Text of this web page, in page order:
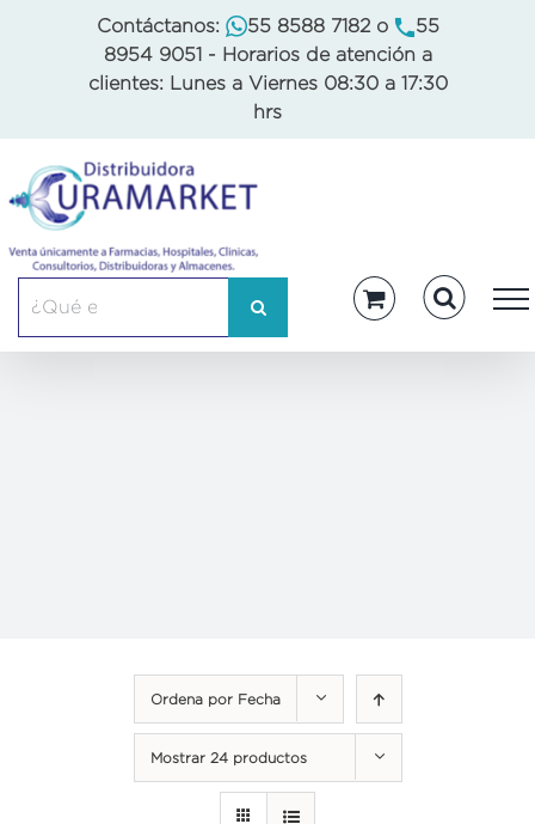
Contáctanos: 55 8588 7182o
55
8954 9051 - Horarios de atención a
clientes: Lunes a Viernes 08:30 a 17:30
hrs
Ordena por Fecha
Mostrar 24 productos